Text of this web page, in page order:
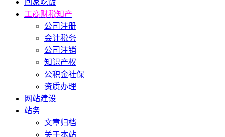
回家吃饭
工商财税知产
公司注册
会计税务
公司注销
知识产权
公积金社保
资质办理
网站建设
站务
文章归档
关于本站